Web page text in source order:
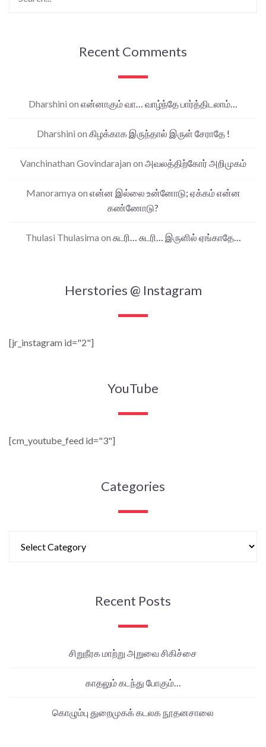
Recent Comments
Dharshini on என்னாகும் வா… வாழ்ந்தே பார்த்திடலாம்…
Dharshini on கிழக்காக இருந்தால் இருள் சேராதே !
Vanchinathan Govindarajan on அவலத்திற்கோர் அறிமுகம்
Manoramya on என்ன இல்லை உன்னோடு; ஏக்கம் என்ன
கண்ணோடு?
Thulasi Thulasima on சுடரி… சுடரி… இருளில் ஏங்காதே…
Herstories @ Instagram
[jr_instagram id="2"]
YouTube
[cm_youtube_feed id="3"]
Categories
Recent Posts
சிறுநீரக மாற்று அறுவை சிகிச்சை
காதலும் கடந்து போகும்…
கொழும்பு துறைமுகக் கடலக நூதனசாலை